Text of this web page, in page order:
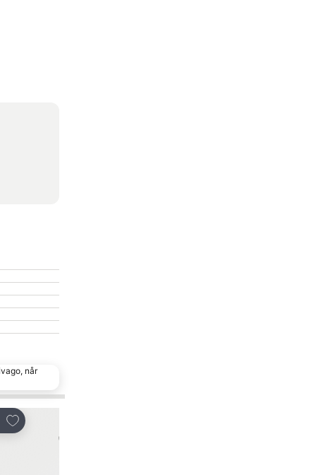
når
Føj til favoritter